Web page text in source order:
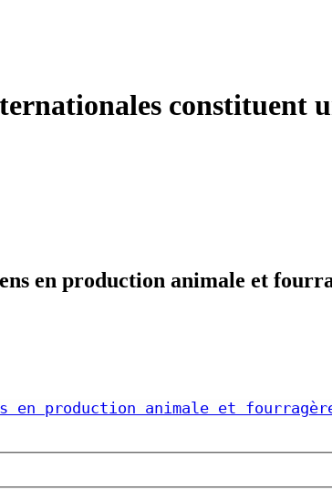
constituent
en production animale et
en production animale et